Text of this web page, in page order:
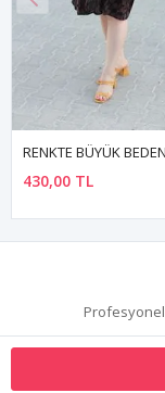
430,00 TL
Profesyonel